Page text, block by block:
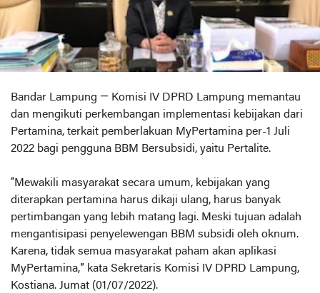
Bandar Lampung — Komisi IV DPRD Lampung memantau
dan mengikuti perkembangan implementasi kebijakan dari
Pertamina, terkait pemberlakuan MyPertamina per-1 Juli
2022 bagi pengguna BBM Bersubsidi, yaitu Pertalite.
“Mewakili masyarakat secara umum, kebijakan yang
diterapkan pertamina harus dikaji ulang, harus banyak
pertimbangan yang lebih matang lagi. Meski tujuan adalah
mengantisipasi penyelewengan BBM subsidi oleh oknum.
Karena, tidak semua masyarakat paham akan aplikasi
MyPertamina,” kata Sekretaris Komisi IV DPRD Lampung,
Kostiana. Jumat (01/07/2022).